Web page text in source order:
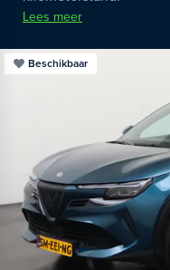
Lees meer
Beschikbaar